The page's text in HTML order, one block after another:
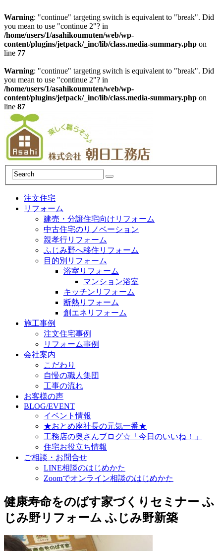
Warning: "continue" targeting switch is equivalent to "break". Did
you mean to use "continue 2"? in
/home/users/1/asahikoumuten/web/wp-
content/plugins/jetpack/_inc/lib/class.media-summary.php on
line 77
Warning: "continue" targeting switch is equivalent to "break". Did
you mean to use "continue 2"? in
/home/users/1/asahikoumuten/web/wp-
content/plugins/jetpack/_inc/lib/class.media-summary.php on
line 87
注文住宅
リフォーム
建売・分譲住宅向けリフォーム
中古住宅のリノベーション
親孝行リフォーム
ふじみ野へ移住リフォーム
目的別リフォーム
浴室リフォーム
マンション浴室
キッチンリフォーム
断熱リフォーム
創エネリフォーム
施工事例
注文住宅事例
リフォーム事例
会社案内
こだわり
自慢の職人集団
工事の流れ
お客様の声
BLOG/EVENT
イベント情報
★おとめ座社長の元気一番★
工務店の奥さんブログ☆「今日のいいね！」
住宅お役立ち情報
ご相談・お問合せ
LINE相談のはじめかた
Zoomでオンライン相談のはじめかた
健康寿命をのばす家づくりセミナー ふ
じみ野リフォーム ふじみ野新築